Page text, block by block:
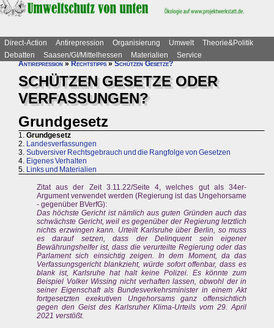
Direct-Action Antirepression Organisierung Umwelt
Theorie&Politik
Debatten
Saasen/GI/Mittelhessen Materialien
Service
Antirepression»Rechtstipps»Schützen Gesetze?
SCHÜTZEN GESETZE ODER
VERFASSUNGEN?
Grundgesetz
1. Grundgesetz
2. Landesverfassungen
3. Subversiver Rechtsgebrauch und die Rangfolge von Gesetzen
4. Eigenes Verhalten
5. Links und Materialien
Zitat aus der Zeit 3.11.22/Seite 4, welches gut als 34er-
Argument verwendet werden (Regierung ist das Ungehorsame
- gegenüber BVerfG):
Das höchste Gericht ist nämlich aus guten Gründen auch das
schwächste Gericht, weil es gegenüber der Regierung letztlich
nichts erzwingen kann. Urteilt Karlsruhe über Berlin, so muss
es darauf setzen, dass der Delinquent sein eigener
Bewährungshelfer ist, dass die verurteilte Regierung oder das
Parlament sich einsichtig zeigen. In dem Moment, da das
Verfassungsgericht blankzieht, würde sofort offenbar, dass es
blank ist, Karlsruhe hat halt keine Polizei. Es könnte zum
Beispiel Volker Wissing nicht verhaften lassen, obwohl der in
seiner Eigenschaft als Bundesverkehrsminister in einem Akt
fortgesetzten exekutiven Ungehorsams ganz offensichtlich
gegen den Geist des Karlsruher Klima-Urteils vom 29. April
2021 verstößt.